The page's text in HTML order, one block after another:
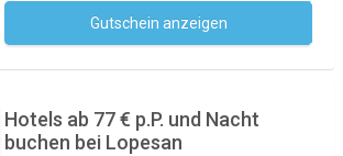
Gutschein anzeigen
Hotels ab 77 € p.P. und Nacht
buchen bei Lopesan